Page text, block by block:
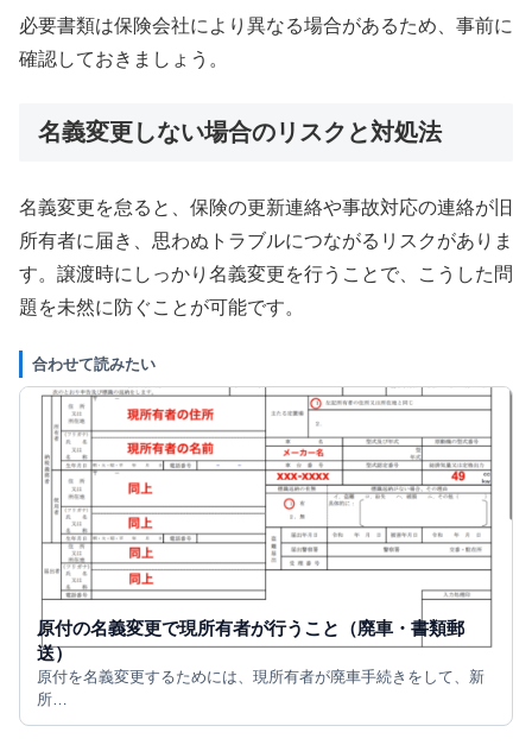
必要書類は保険会社により異なる場合があるため、事前に
確認しておきましょう。
名義変更しない場合のリスクと対処法
名義変更を怠ると、保険の更新連絡や事故対応の連絡が旧
所有者に届き、思わぬトラブルにつながるリスクがありま
す。譲渡時にしっかり名義変更を行うことで、こうした問
題を未然に防ぐことが可能です。
合わせて読みたい
原付の名義変更で現所有者が行うこと（廃車・書類郵
送）
原付を名義変更するためには、現所有者が廃車手続きをして、新
所…